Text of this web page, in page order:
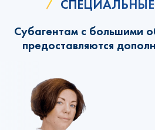
Субагентам с большими
предоставляются